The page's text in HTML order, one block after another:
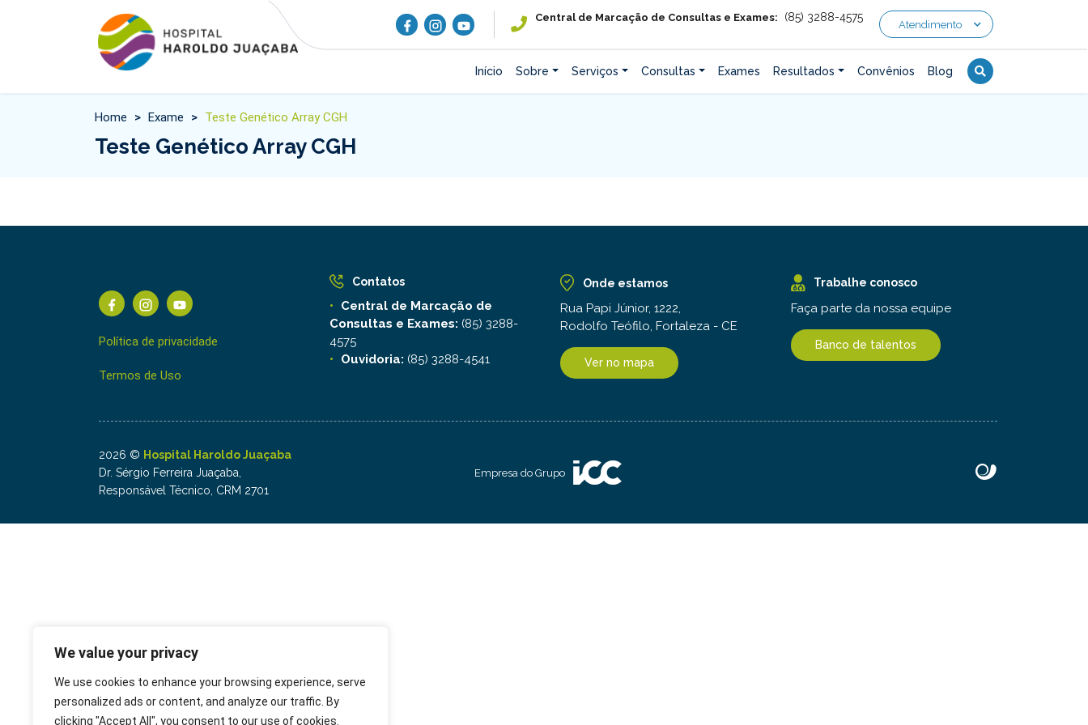
We value your privacy
We use cookies to enhance your browsing experience, serve
personalized ads or content, and analyze our traffic. By
clicking "Accept All", you consent to our use of cookies.
Central de Marcação de Consultas e Exames: (85) 3288-4575
Atendimento
Início Sobre Serviços Consultas Exames Resultados Convênios Blog
Home > Exame > Teste Genético Array CGH
Teste Genético Array CGH
Política de privacidade
Termos de Uso
Contatos
Central de Marcação de
Consultas e Exames: (85) 3288-
4575
Ouvidoria: (85) 3288-4541
Onde estamos
Rua Papi Júnior, 1222,
Rodolfo Teófilo, Fortaleza - CE
Ver no mapa
Trabalhe conosco
Faça parte da nossa equipe
Banco de talentos
2026 © Hospital Haroldo Juaçaba
Dr. Sérgio Ferreira Juaçaba,
Responsável Técnico, CRM 2701
Empresa do Grupo